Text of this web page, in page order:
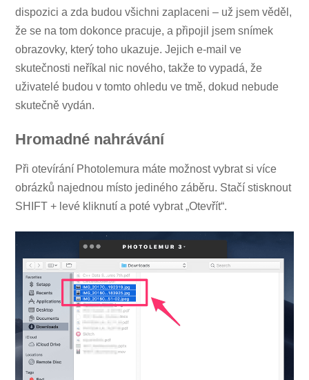
dispozici a zda budou všichni zaplaceni – už jsem věděl,
že se na tom dokonce pracuje, a připojil jsem snímek
obrazovky, který toho ukazuje. Jejich e-mail ve
skutečnosti neříkal nic nového, takže to vypadá, že
uživatelé budou v tomto ohledu ve tmě, dokud nebude
skutečně vydán.
Hromadné nahrávání
Při otevírání Photolemura máte možnost vybrat si více
obrázků najednou místo jediného záběru. Stačí stisknout
SHIFT + levé kliknutí a poté vybrat „Otevřít“.